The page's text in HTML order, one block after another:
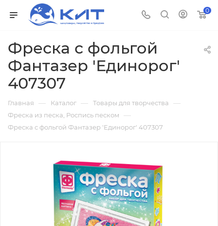
0
Фреска с фольгой
Фантазер 'Единорог'
407307
Главная — Каталог — Товары для творчества —
Фреска из песка, Роспись песком —
Фреска с фольгой Фантазер 'Единорог' 407307